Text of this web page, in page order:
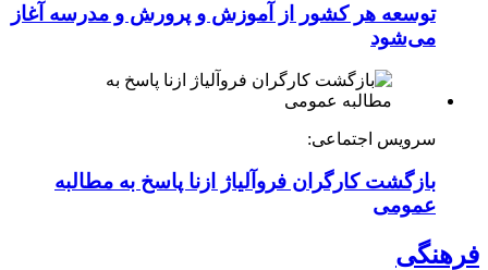
توسعه هر کشور از آموزش و پرورش و مدرسه آغاز
می‌شود
سرویس اجتماعی:
بازگشت کارگران فروآلیاژ ازنا پاسخ به مطالبه
عمومی
فرهنگی